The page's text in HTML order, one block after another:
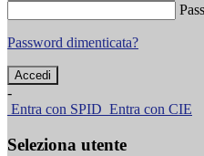
Password dimenticata?
-
Entra con SPID Entra con CIE
Seleziona utente